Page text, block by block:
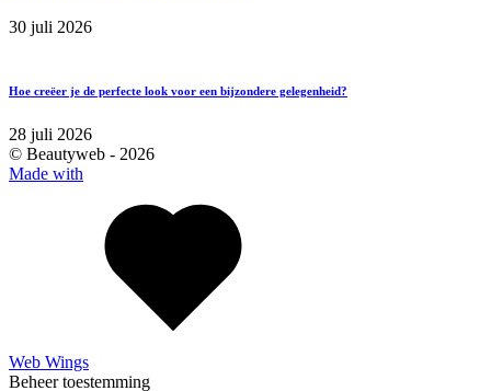
30 juli 2026
Hoe creëer je de perfecte look voor een bijzondere gelegenheid?
28 juli 2026
© Beautyweb - 2026
Made with
Web Wings
Beheer toestemming